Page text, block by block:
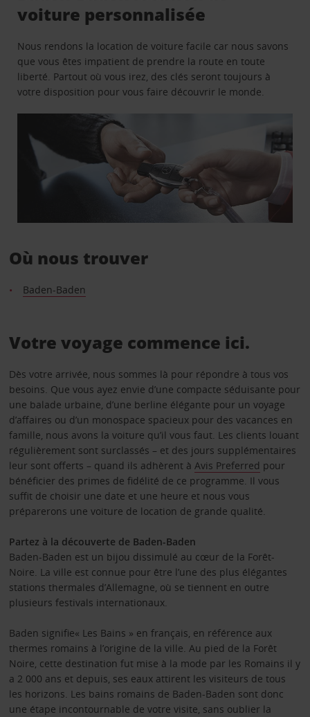
voiture personnalisée
Nous rendons la location de voiture facile car nous savons
que vous êtes impatient de prendre la route en toute
liberté. Partout où vous irez, des clés seront toujours à
votre disposition pour vous faire découvrir le monde.
Où nous trouver
Baden-Baden
Votre voyage commence ici.
Dès votre arrivée, nous sommes là pour répondre à tous vos
besoins. Que vous ayez envie d’une compacte séduisante pour
une balade urbaine, d’une berline élégante pour un voyage
d’affaires ou d’un monospace spacieux pour des vacances en
famille, nous avons la voiture qu’il vous faut. Les clients louant
régulièrement sont surclassés – et des jours supplémentaires
leur sont offerts – quand ils adhèrent à Avis Preferred pour
bénéficier des primes de fidélité de ce programme. Il vous
suffit de choisir une date et une heure et nous vous
préparerons une voiture de location de grande qualité.
Partez à la découverte de Baden-Baden
Baden-Baden est un bijou dissimulé au cœur de la Forêt-
Noire. La ville est connue pour être l’une des plus élégantes
stations thermales d’Allemagne, où se tiennent en outre
plusieurs festivals internationaux.
Baden signifie« Les Bains » en français, en référence aux
thermes romains à l’origine de la ville. Au pied de la Forêt
Noire, cette destination fut mise à la mode par les Romains il y
a 2 000 ans et depuis, ses eaux attirent les visiteurs de tous
les horizons. Les bains romains de Baden-Baden sont donc
une étape incontournable de votre visite, sans oublier la